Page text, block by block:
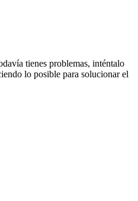
tienes problemas, inténtalo
lo posible para solucionar el